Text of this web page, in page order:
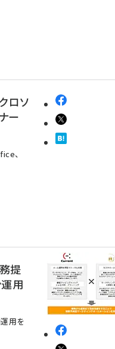
ロソ
ー
、
提
運用
用を